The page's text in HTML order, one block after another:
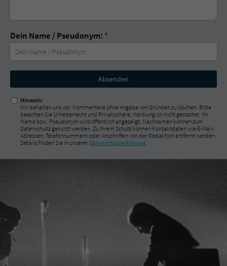
Dein Name / Pseudonym: *
Nicht
ausfüllen!
Hinweis:
Wir behalten uns vor, Kommentare ohne Angabe von Gründen zu löschen. Bitte
beachten Sie Urheberrecht und Privatsphäre; Werbung ist nicht gestattet. Ihr
Name bzw. Pseudonym wird öffentlich angezeigt; Nachnamen können zum
Datenschutz gekürzt werden. Zu Ihrem Schutz können Kontaktdaten wie E-Mail-
Adressen, Telefonnummern oder Anschriften von der Redaktion entfernt werden.
Details finden Sie in unserer Datenschutzerklärung